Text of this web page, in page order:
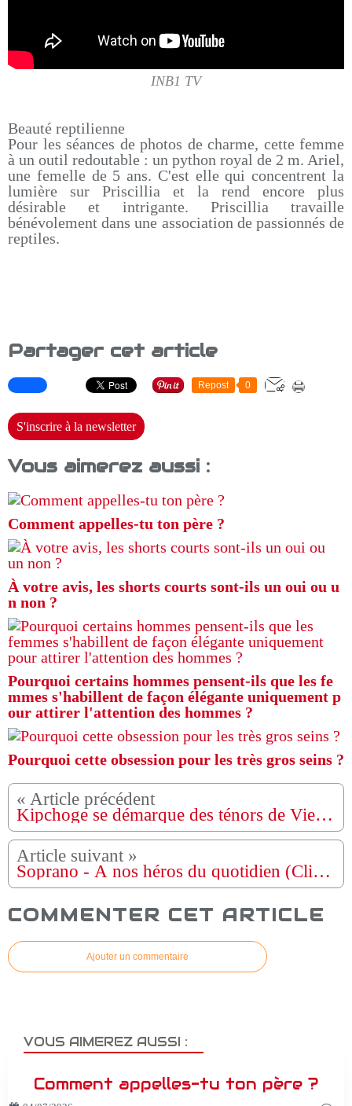
INB1 TV
Beauté reptilienne
Pour les séances de photos de charme, cette femme
à un outil redoutable : un python royal de 2 m. Ariel,
une femelle de 5 ans. C'est elle qui concentrent la
lumière sur Priscillia et la rend encore plus
désirable et intrigante. Priscillia travaille
bénévolement dans une association de passionnés de
reptiles.
Partager cet article
Repost 0
S'inscrire à la newsletter
Vous aimerez aussi :
Comment appelles-tu ton père ?
À votre avis, les shorts courts sont-ils un oui ou u
n non ?
Pourquoi certains hommes pensent-ils que les fe
mmes s'habillent de façon élégante uniquement p
our attirer l'attention des hommes ?
Pourquoi cette obsession pour les très gros seins ?
Kipchoge se démarque des ténors de Vienne
Soprano - À nos héros du quotidien (Clip officiel)
COMMENTER CET ARTICLE
Ajouter un commentaire
VOUS AIMEREZ AUSSI :
Comment appelles-tu ton père ?